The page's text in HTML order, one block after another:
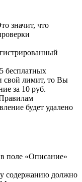
значит, что
бесплатных
свой лимит, то Вы
за 10 руб.
будет удалено
поле «Описание»
содержанию должно